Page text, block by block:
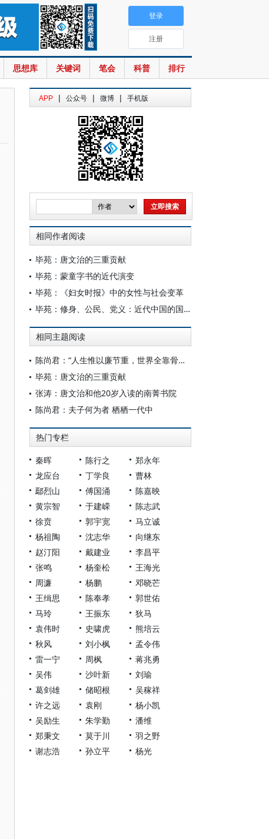
思想库 关键词 笔会 科普 排行
登录
注册
APP | 公众号 | 微博 | 手机版
相同作者阅读
毕苑：唐文治的三重贡献
毕苑：蒙童字书的近代演变
毕苑：《妇女时报》中的女性与社会变革
毕苑：修身、公民、党义：近代中国的国民教育
相同主题阅读
陈尚君：“人生惟以廉节重，世界全靠骨气撑” ——从唐文治先生的国学与西学谈起
毕苑：唐文治的三重贡献
张涛：唐文治和他20岁入读的南菁书院
陈尚君：夫子何为者 栖栖一代中
热门专栏
秦晖 陈行之
郑永年
龙应台
丁学良
曹林
鄢烈山
傅国涌
陈嘉映
黄宗智
于建嵘
陈志武
徐贲
郭宇宽
马立诚
杨祖陶
沈志华
向继东
赵汀阳
戴建业
李昌平
张鸣
杨奎松
王海光
周濂
杨鹏
邓晓芒
王缉思
陈奉孝
郭世佑
马玲
王振东
狄马
袁伟时
史啸虎
熊培云
秋风
刘小枫
孟令伟
雷一宁
周枫
蒋兆勇
吴伟
沙叶新
刘瑜
葛剑雄
储昭根
吴稼祥
许之远
袁刚
杨小凯
吴励生
朱学勤
潘维
郑秉文
莫于川
羽之野
谢志浩
孙立平 杨光